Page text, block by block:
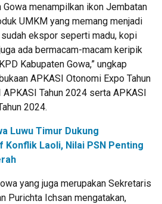
Gowa menampilkan ikon Jembatan
UMKM yang memang menjadi
ekspor seperti madu, kopi
ada bermacam-macam keripik
Kabupaten Gowa,” ungkap
APKASI Otonomi Expo Tahun
Tahun 2024 serta APKASI
2024.
Luwu Timur Dukung
Laoli, Nilai PSN Penting
yang juga merupakan Sekretaris
Purichta Ichsan mengatakan,